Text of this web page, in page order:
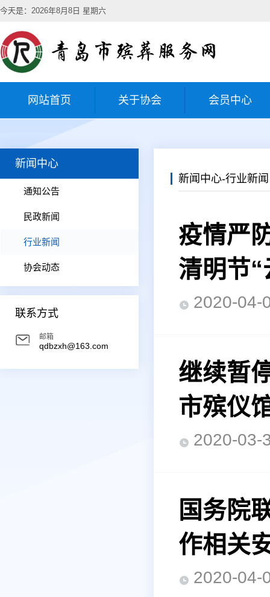
今天是：2026年8月8日 星期六
网站首页 关于协会 会员中心
新闻中心
通知公告
民政新闻
行业新闻
协会动态
联系方式
邮箱
qdbzxh@163.com
新闻中心-行业新闻
疫情严
清明节
2020-
继续暂
市殡仪
2020-
国务院
作相关
2020-